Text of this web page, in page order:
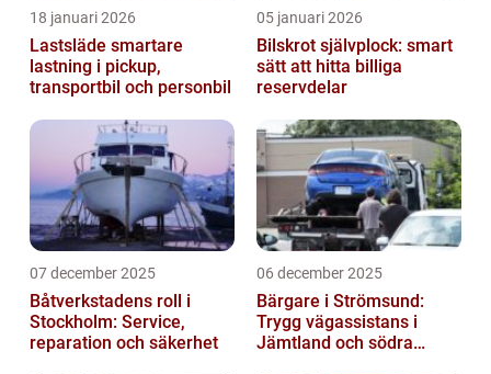
18 januari 2026
Lastsläde smartare
lastning i pickup,
transportbil och personbil
05 januari 2026
Bilskrot självplock: smart
sätt att hitta billiga
reservdelar
07 december 2025
Båtverkstadens roll i
Stockholm: Service,
reparation och säkerhet
06 december 2025
Bärgare i Strömsund:
Trygg vägassistans i
Jämtland och södra